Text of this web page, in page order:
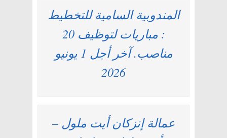
المندوبية السامية للتخطيط
: مباريات لتوظيف 20
مناصب. آخر أجل 1 يونيو
2026
عمالة إنزكان أيت ملول –